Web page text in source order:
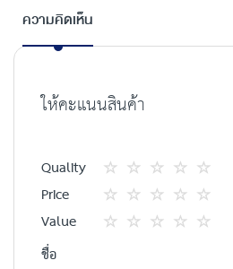
ความคิดเห็น
ให้คะแนนสินค้า
Quality
1
star
2
ดาว
3
ดาว
4
ดาว
5
ดาว
Price
1
2
3
4
5
Value
ชื่อ